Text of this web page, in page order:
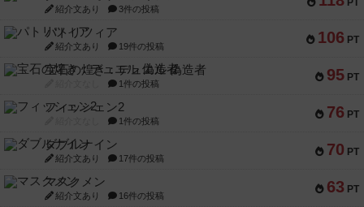
PT
紹介文あり 3件の投稿
106 PT
パトリツィア
紹介文あり 19件の投稿
95 PT
宝石の煌き：デュエル 偽造者
1件の投稿
76 PT
フィッシェン2
1件の投稿
70 PT
ダブルナイン
紹介文あり 17件の投稿
63 PT
マスクメン
紹介文あり 16件の投稿